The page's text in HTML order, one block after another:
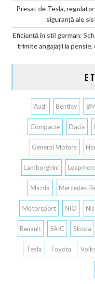
Presat de Tesla,
siguranță ale
Eficiență în stil german:
trimite angajații la
Audi Bentley
Compacte Dacia
General Motors
Lamborghini
Mazda Mercedes-
Motorsport NIO
Renault SAIC Skoda
Tesla Toyota